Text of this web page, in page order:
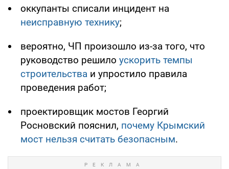
оккупанты списали инцидент на
неисправную технику;
вероятно, ЧП произошло из-за того, что
руководство решило ускорить темпы
строительства и упростило правила
проведения работ;
проектировщик мостов Георгий
Росновский пояснил, почему Крымский
мост нельзя считать безопасным.